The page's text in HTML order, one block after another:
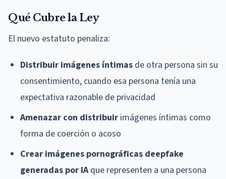
Qué Cubre la Ley
El nuevo estatuto penaliza:
Distribuir imágenes íntimas de otra persona sin su
consentimiento, cuando esa persona tenía una
expectativa razonable de privacidad
Amenazar con distribuir imágenes íntimas como
forma de coerción o acoso
Crear imágenes pornográficas deepfake
generadas por IAque representen a una persona